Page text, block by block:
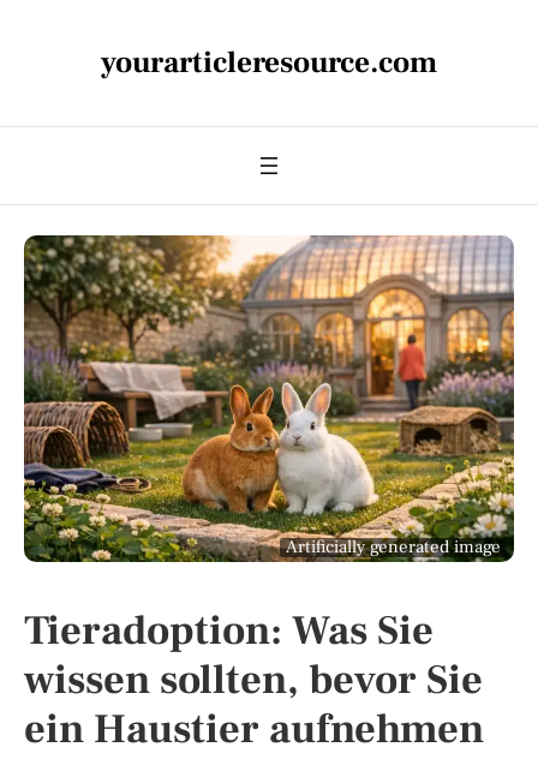
yourarticleresource.com
Artificially generated image
Tieradoption: Was Sie
wissen sollten, bevor Sie
ein Haustier aufnehmen